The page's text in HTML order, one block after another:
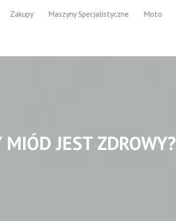
Zakupy Maszyny Specjalistyczne Moto
MIÓD JEST ZDROWY?